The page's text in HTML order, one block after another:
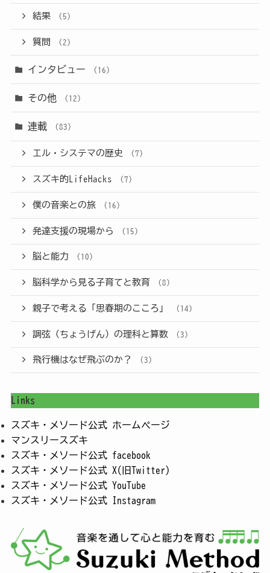
結果 (5)
質問 (2)
インタビュー (16)
その他 (12)
連載 (83)
エル・システマの歴史 (7)
スズキ的LifeHacks (7)
僕の音楽との旅 (16)
発達支援の現場から (15)
脳と能力 (10)
脳科学から見る子育てと教育 (8)
親子で考える「思春期のこころ」 (14)
調弦（ちょうげん）の理科と算数 (3)
飛行機はなぜ飛ぶのか？ (3)
Links
スズキ・メソード公式 ホームページ
マンスリースズキ
スズキ・メソード公式 facebook
スズキ・メソード公式 X(旧Twitter)
スズキ・メソード公式 YouTube
スズキ・メソード公式 Instagram